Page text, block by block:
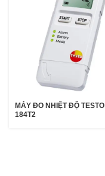
MÁY ĐO NHIỆT ĐỘ TESTO
184T2